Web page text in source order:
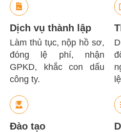
Dịch vụ thành lập
Làm thủ tục, nộp hồ sơ,
đóng lệ phí, nhận
GPKD, khắc con dấu
công ty.
Đào tạo